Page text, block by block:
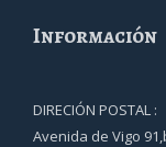
Información
DIRECIÓN POSTAL :
Avenida de Vigo